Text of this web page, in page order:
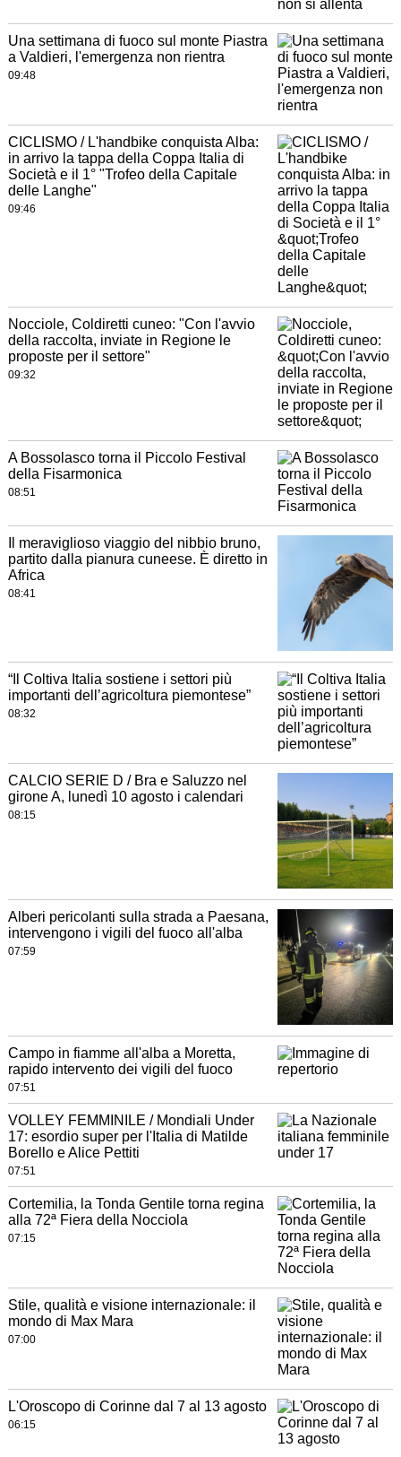
Una settimana di fuoco sul monte Piastra
a Valdieri, l'emergenza non rientra
09:48
CICLISMO / L'handbike conquista Alba:
in arrivo la tappa della Coppa Italia di
Società e il 1° "Trofeo della Capitale
delle Langhe"
09:46
Nocciole, Coldiretti cuneo: "Con l'avvio
della raccolta, inviate in Regione le
proposte per il settore"
09:32
A Bossolasco torna il Piccolo Festival
della Fisarmonica
08:51
Il meraviglioso viaggio del nibbio bruno,
partito dalla pianura cuneese. È diretto in
Africa
08:41
“Il Coltiva Italia sostiene i settori più
importanti dell’agricoltura piemontese”
08:32
CALCIO SERIE D / Bra e Saluzzo nel
girone A, lunedì 10 agosto i calendari
08:15
Alberi pericolanti sulla strada a Paesana,
intervengono i vigili del fuoco all'alba
07:59
Campo in fiamme all'alba a Moretta,
rapido intervento dei vigili del fuoco
07:51
VOLLEY FEMMINILE / Mondiali Under
17: esordio super per l'Italia di Matilde
Borello e Alice Pettiti
07:51
Cortemilia, la Tonda Gentile torna regina
alla 72ª Fiera della Nocciola
07:15
Stile, qualità e visione internazionale: il
mondo di Max Mara
07:00
L'Oroscopo di Corinne dal 7 al 13 agosto
06:15